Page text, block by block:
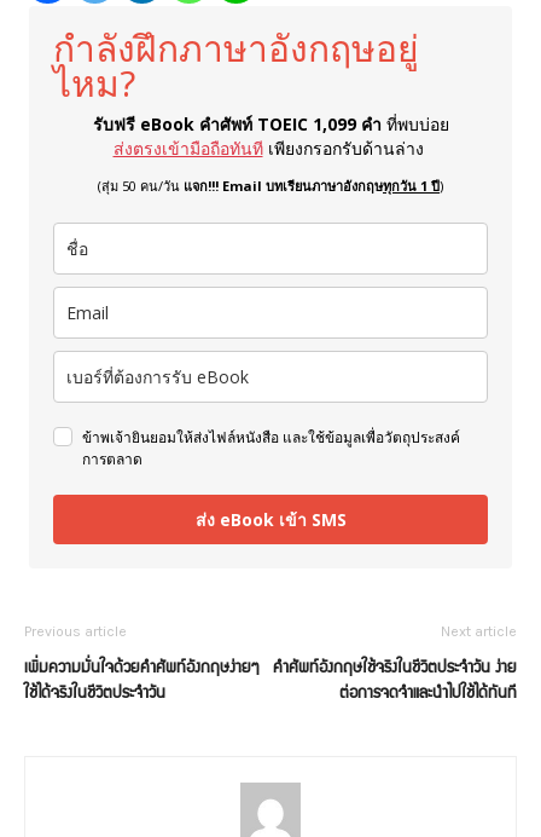
กำลังฝึกภาษาอังกฤษอยู่
ไหม?
รับฟรี eBook คำศัพท์ TOEIC 1,099 คำ ที่พบบ่อย
ส่งตรงเข้ามือถือทันที เพียงกรอกรับด้านล่าง
(สุ่ม 50 คน/วัน แจก!!! Email บทเรียนภาษาอังกฤษทุกวัน 1 ปี)
ข้าพเจ้ายินยอมให้ส่งไฟล์หนังสือ และใช้ข้อมูลเพื่อวัตถุประสงค์
การตลาด
ส่ง eBook เข้า SMS
Previous article
เพิ่มความมั่นใจด้วยคำศัพท์อังกฤษง่ายๆ
ใช้ได้จริงในชีวิตประจำวัน
Next article
คำศัพท์อังกฤษใช้จริงในชีวิตประจำวัน ง่าย
ต่อการจดจำและนำไปใช้ได้ทันที